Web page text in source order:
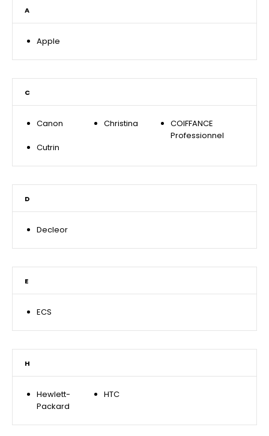
A
Apple
C
Canon Christina
COIFFANCE
Professionnel
Cutrin
D
Decleor
E
ECS
H
Hewlett-
Packard
HTC